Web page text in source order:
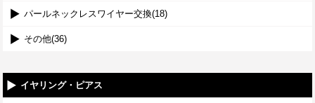
パールネックレスワイヤー交換(18)
その他(36)
イヤリング・ピアス